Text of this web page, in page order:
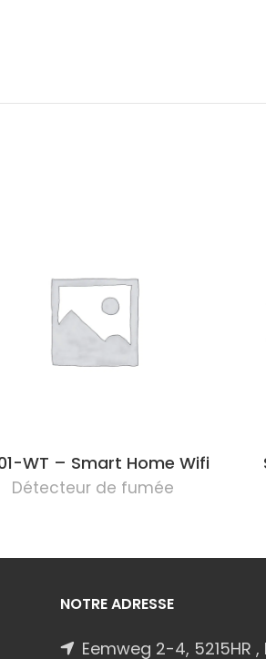
WT – Smart Home Wifi
Détecteur de fumée
NOTRE ADRESSE
Eemweg 2-4, 5215HR